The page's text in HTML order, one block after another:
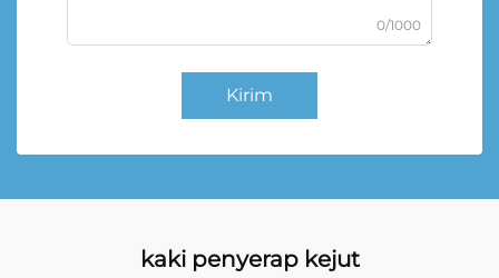
0/1000
Kirim
kaki penyerap kejut